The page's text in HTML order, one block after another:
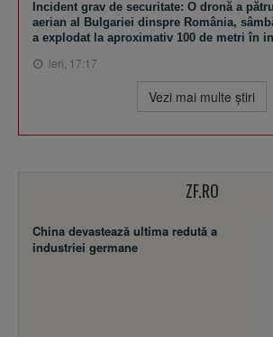
Incident grav de securitate: O dronă a
aerian al Bulgariei dinspre România,
a explodat la aproximativ 100 de metri în
ieri, 17:17
Vezi mai multe ştiri
ZF.RO
China devastează ultima redută a
industriei germane